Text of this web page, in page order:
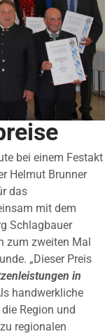
bei einem Festakt
Helmut Brunner
das
mit dem
Schlagbauer
zum zweiten Mal
„Dieser Preis
in
handwerkliche
Region und
regionalen